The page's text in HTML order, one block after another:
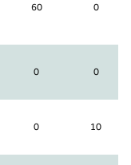
60 0
0 0
0 10